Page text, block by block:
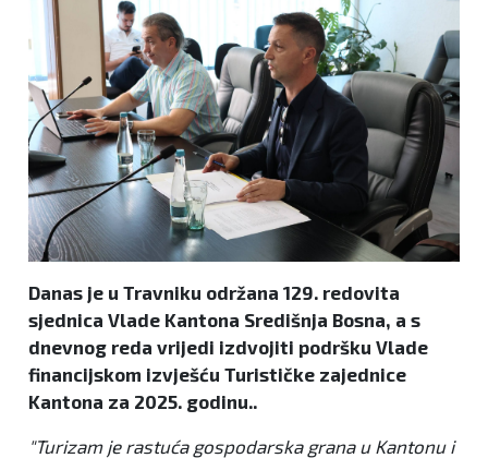
Zanimljivosti
Danas je u Travniku održana 129. redovita
sjednica Vlade Kantona Središnja Bosna, a s
dnevnog reda vrijedi izdvojiti podršku Vlade
financijskom izvješću Turističke zajednice
Kantona za 2025. godinu..
"Turizam je rastuća gospodarska grana u Kantonu i